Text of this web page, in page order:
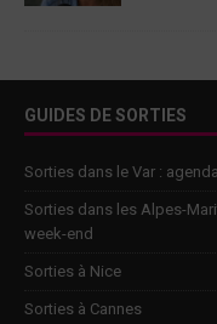
GUIDES DE SORTIES
Sorties dans le Var :
Sorties dans les Alpes-
week-end
Sorties à Nice
Sorties à Cannes